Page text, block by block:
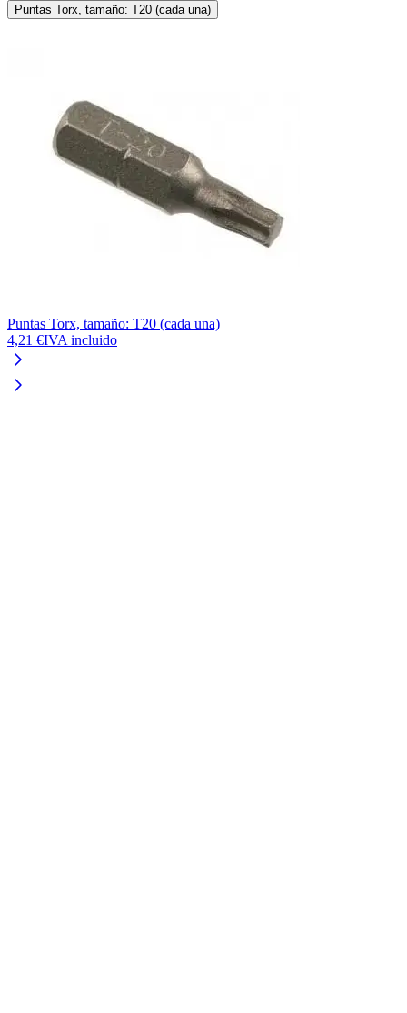
Puntas Torx, tamaño: T20 (cada una)
Puntas Torx, tamaño: T20 (cada una)
4,21 €IVA incluido